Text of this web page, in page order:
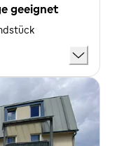
geeignet